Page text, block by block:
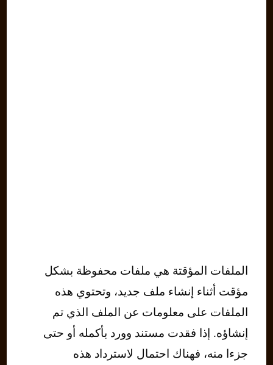
الملفات المؤقتة هي ملفات محفوظة بشكل
مؤقت أثناء إنشاء ملف جديد، وتحتوي هذه
الملفات على معلومات عن الملف الذي تم
إنشاؤه. إذا فقدت مستند وورد بأكمله أو حتى
جزءا منه، فهناك احتمال لاسترداد هذه